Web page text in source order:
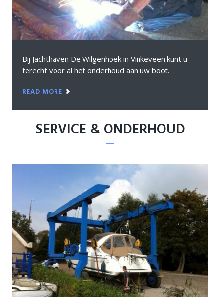
Bij Jachthaven De Wilgenhoek in Vinkeveen kunt u
terecht voor al het onderhoud aan uw boot.
READ MORE
SERVICE & ONDERHOUD